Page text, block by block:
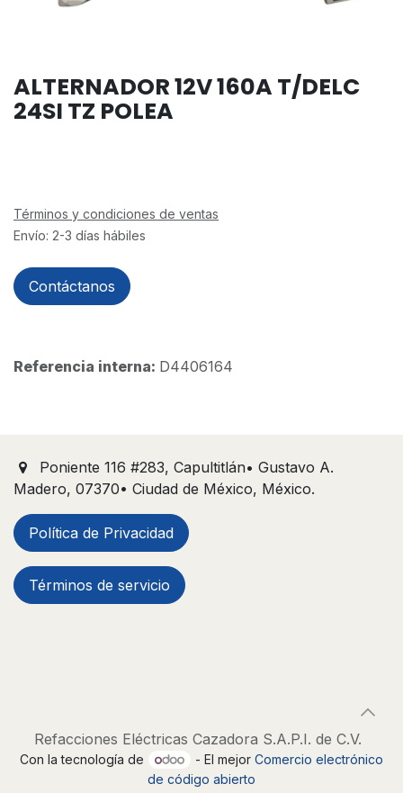
ALTERNADOR 12V 160A T/DELC
24SI TZ POLEA
Términos y condiciones de ventas
Envío: 2-3 días hábiles
Contáctanos
Referencia interna: D4406164
Poniente 116 #283, Capultitlán• Gustavo A.
Madero, 07370• Ciudad de México, México.
Política de Privacidad
Términos de servicio
Refacciones Eléctricas Cazadora S.A.P.I. de C.V.
Con la tecnología de - El mejor Comercio electrónico
de código abierto